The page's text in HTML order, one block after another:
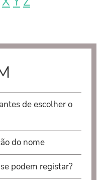
de escolher o
do nome
podem registar?